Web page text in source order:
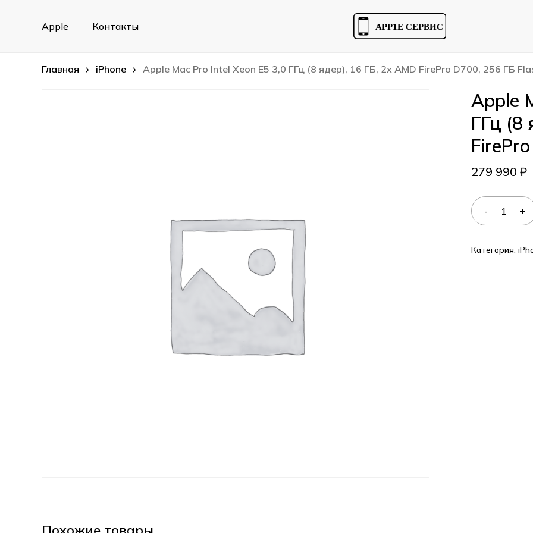
Apple Контакты
Главная iPhone Apple Mac Pro Intel Xeon E5 3,0 ГГц (8 ядер), 16 ГБ, 2x AMD FirePro D700, 256 ГБ
Apple
ГГц (8
279 990₽
Категория: